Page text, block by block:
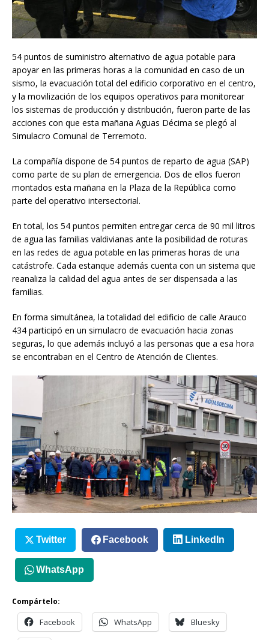
54 puntos de suministro alternativo de agua potable para
apoyar en las primeras horas a la comunidad en caso de un
sismo, la evacuación total del edificio corporativo en el centro,
y la movilización de los equipos operativos para monitorear
los sistemas de producción y distribución, fueron parte de las
acciones con que esta mañana Aguas Décima se plegó al
Simulacro Comunal de Terremoto.
La compañía dispone de 54 puntos de reparto de agua (SAP)
como parte de su plan de emergencia. Dos de ellos fueron
montados esta mañana en la Plaza de la República como
parte del operativo intersectorial.
En total, los 54 puntos permiten entregar cerca de 90 mil litros
de agua las familias valdivianas ante la posibilidad de roturas
en las redes de agua potable en las primeras horas de una
catástrofe. Cada estanque además cuenta con un sistema que
reanaliza la calidad del agua antes de ser dispensada a las
familias.
En forma simultánea, la totalidad del edificio de calle Arauco
434 participó en un simulacro de evacuación hacia zonas
seguras, lo que además incluyó a las personas que a esa hora
se encontraban en el Centro de Atención de Clientes.
Twitter Facebook LinkedIn
WhatsApp
Compártelo:
Facebook WhatsApp Bluesky